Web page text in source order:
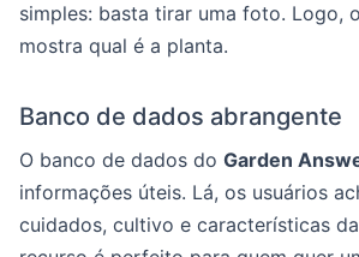
simples: basta tirar uma foto. Logo,
mostra qual é a planta.
Banco de dados abrangente
O banco de dados do Garden
informações úteis. Lá, os usuários
cuidados, cultivo e características